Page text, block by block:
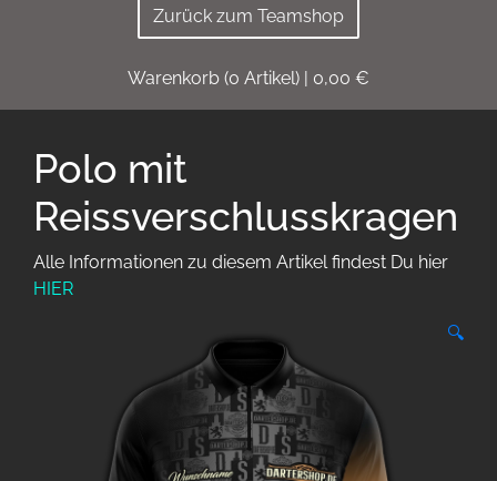
Zurück zum Teamshop
Warenkorb (0 Artikel) | 0,00 €
Polo mit
Reissverschlusskragen
Alle Informationen zu diesem Artikel findest Du hier
HIER
🔍